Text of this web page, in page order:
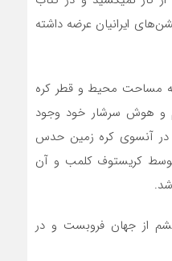
ایرانیان عرضه داشته
مساحت محیط و قطر کره
و هوش سرشار خود وجود
در آنسوی کره زمین حدس
۵ قرن بعد توسط کریستوف کلمب و آن
از جهان فروبست و در